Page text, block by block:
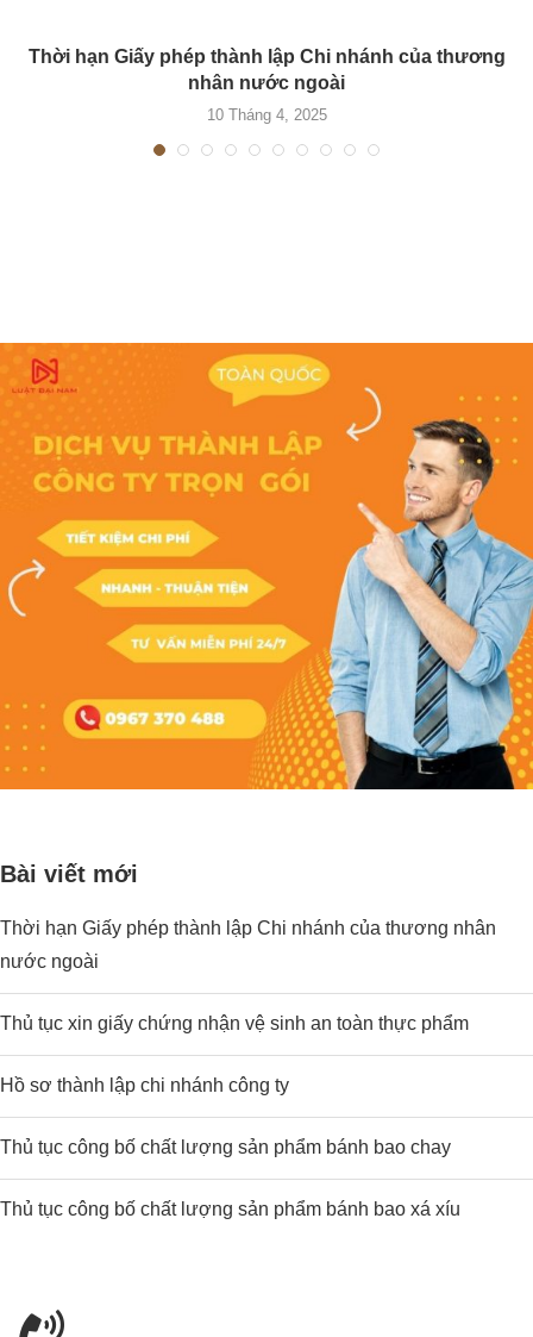
Thời hạn Giấy phép thành lập Chi nhánh của thương
nhân nước ngoài
10 Tháng 4, 2025
Bài viết mới
Thời hạn Giấy phép thành lập Chi nhánh của thương nhân
nước ngoài
Thủ tục xin giấy chứng nhận vệ sinh an toàn thực phẩm
Hồ sơ thành lập chi nhánh công ty
Thủ tục công bố chất lượng sản phẩm bánh bao chay
Thủ tục công bố chất lượng sản phẩm bánh bao xá xíu